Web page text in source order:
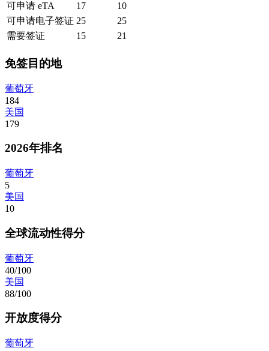
可申请 eTA
17
10
可申请电子签证 25
25
需要签证
15 21
免签目的地
葡萄牙
184
美国
179
2026年排名
葡萄牙
5
美国
10
全球流动性得分
葡萄牙
40/100
美国
88/100
开放度得分
葡萄牙